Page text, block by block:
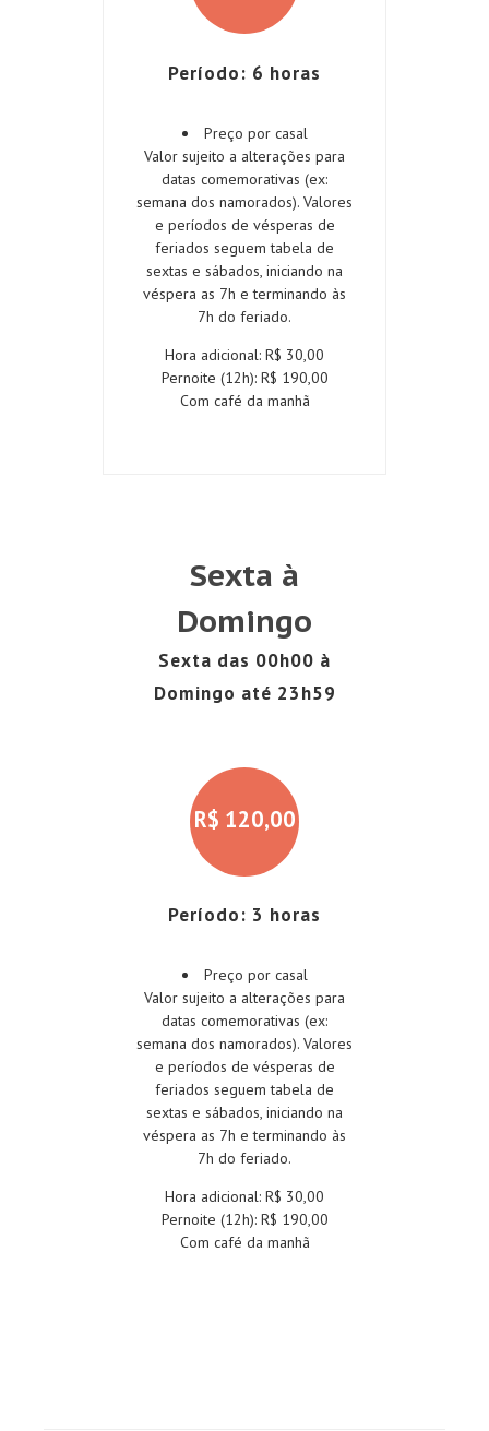
Período: 6 horas
Preço por casal
Valor sujeito a alterações para
datas comemorativas (ex:
semana dos namorados). Valores
e períodos de vésperas de
feriados seguem tabela de
sextas e sábados, iniciando na
véspera as 7h e terminando às
7h do feriado.
Hora adicional: R$ 30,00
Pernoite (12h): R$ 190,00
Com café da manhã
Sexta à
Domingo
Sexta das 00h00 à
Domingo até 23h59
R$ 120,00
Período: 3 horas
Preço por casal
Valor sujeito a alterações para
datas comemorativas (ex:
semana dos namorados). Valores
e períodos de vésperas de
feriados seguem tabela de
sextas e sábados, iniciando na
véspera as 7h e terminando às
7h do feriado.
Hora adicional: R$ 30,00
Pernoite (12h): R$ 190,00
Com café da manhã